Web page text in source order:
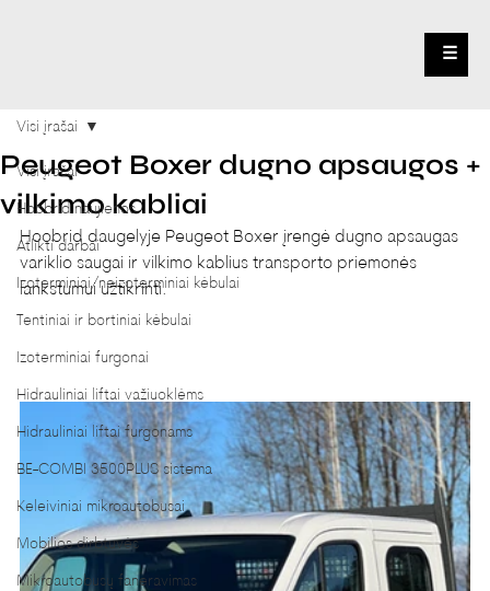
☰
Visi įrašai
Hoobrid naujienos
Atlikti darbai
Izoterminiai/neizoterminiai kėbulai
Tentiniai ir bortiniai kėbulai
Izoterminiai furgonai
Hidrauliniai liftai važiuoklėms
Hidrauliniai liftai furgonams
BE-COMBI 3500PLUS sistema
Keleiviniai mikroautobusai
Mobilios dirbtuvės
Mikroautobusų faneravimas
Visi įrašai
Peugeot Boxer dugno apsaugos +
vilkimo kabliai
Hoobrid daugelyje Peugeot Boxer įrengė dugno apsaugas
variklio saugai ir vilkimo kablius transporto priemonės
lankstumui užtikrinti.